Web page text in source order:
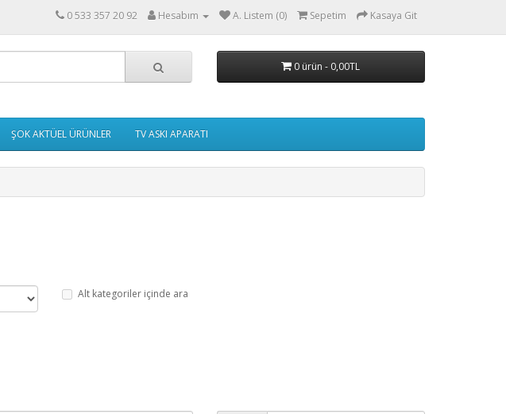
0 533 357 20 92 Hesabım A. Listem (0) Sepetim Kasaya Git
0 ürün - 0,00TL
ŞOK AKTÜEL ÜRÜNLER TV ASKI APARATI
Alt kategoriler içinde ara